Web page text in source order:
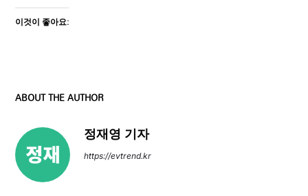
이것이 좋아요:
ABOUT THE AUTHOR
정재영 기자
https://evtrend.kr